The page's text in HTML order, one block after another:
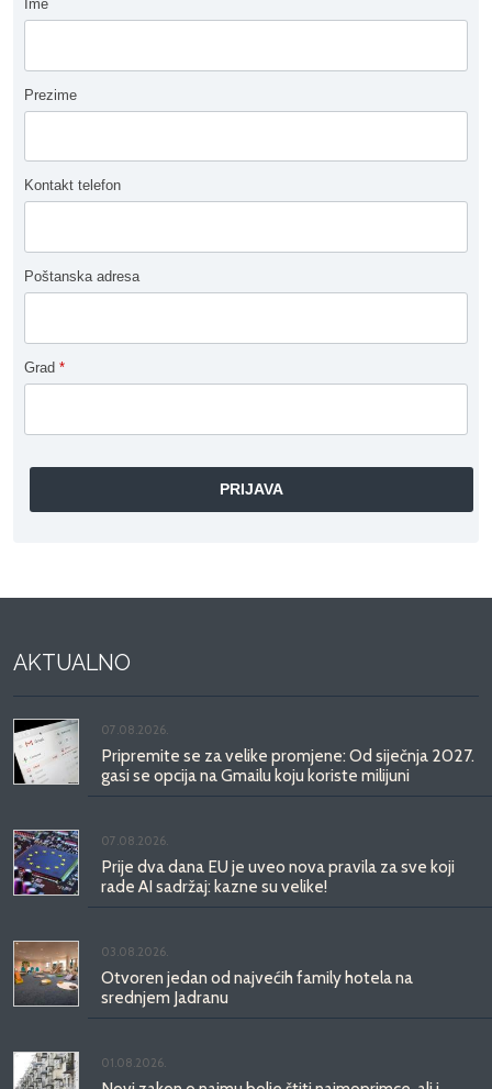
Ime
Prezime
Kontakt telefon
Poštanska adresa
Grad *
AKTUALNO
07.08.2026.
Pripremite se za velike promjene: Od siječnja 2027.
gasi se opcija na Gmailu koju koriste milijuni
07.08.2026.
Prije dva dana EU je uveo nova pravila za sve koji
rade AI sadržaj: kazne su velike!
03.08.2026.
Otvoren jedan od najvećih family hotela na
srednjem Jadranu
01.08.2026.